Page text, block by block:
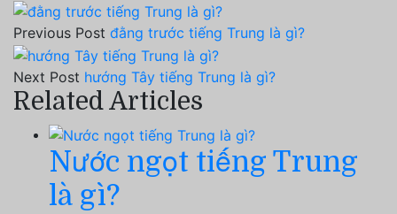
Previous Post đằng trước tiếng Trung là gì?
Next Post hướng Tây tiếng Trung là gì?
Related Articles
Nước ngọt tiếng Trung
là gì?